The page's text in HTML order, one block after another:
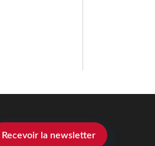
Recevoir la newsletter